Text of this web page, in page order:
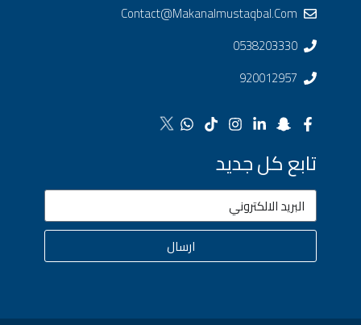
Contact@makanalmustaqbal.com
0538203330
920012957
تابع كل جديد
ارسال